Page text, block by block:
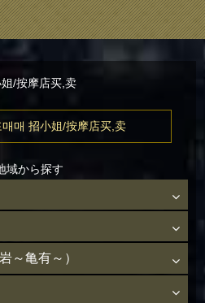
/按摩店买,卖
매 招小姐/按摩店买,卖
域から探す
～亀有～）